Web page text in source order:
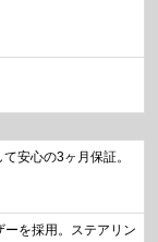
安心の3ヶ月保証。
を採用。ステアリン